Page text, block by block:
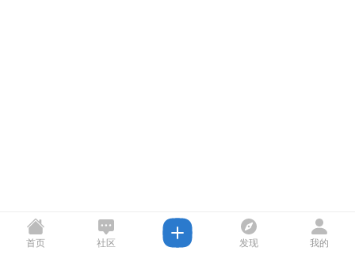
首页 社区 发现 我的